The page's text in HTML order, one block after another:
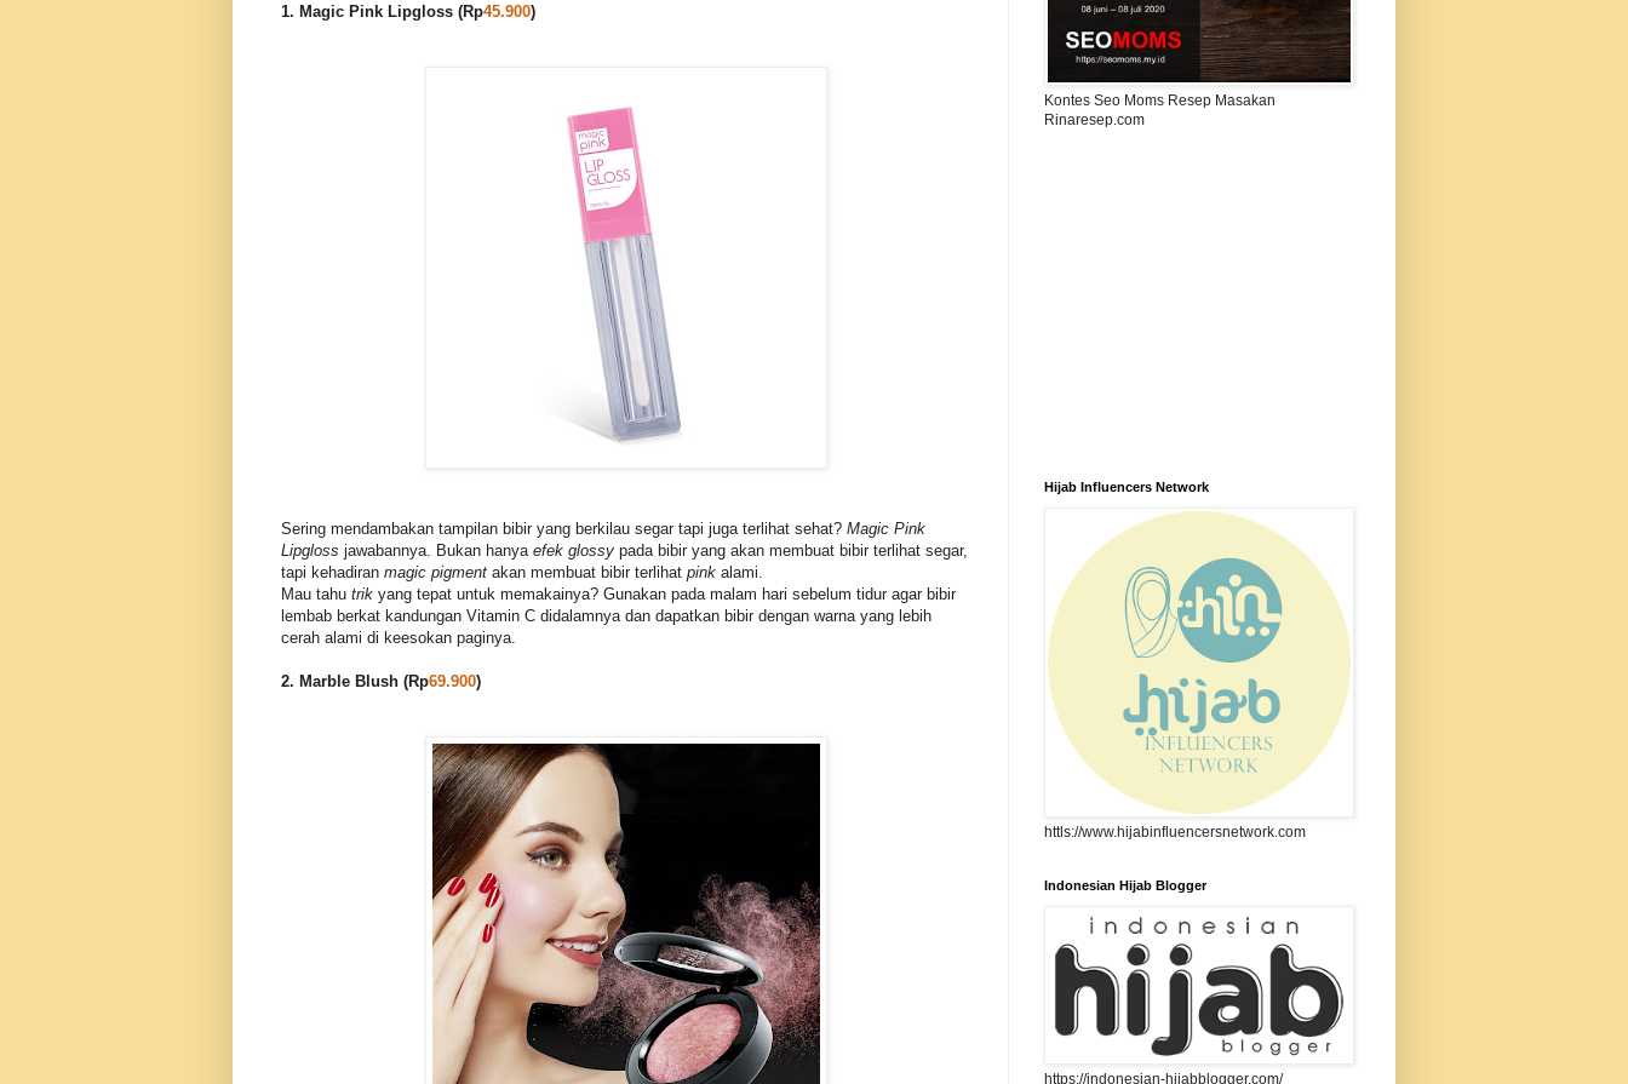
1. Magic Pink Lipgloss (Rp45.900)
Sering mendambakan tampilan bibir yang berkilau segar tapi juga terlihat sehat? Magic Pink
Lipgloss jawabannya. Bukan hanya efek glossy pada bibir yang akan membuat bibir terlihat segar,
tapi kehadiran magic pigment akan membuat bibir terlihat pink alami.
Mau tahu trik yang tepat untuk memakainya? Gunakan pada malam hari sebelum tidur agar bibir
lembab berkat kandungan Vitamin C didalamnya dan dapatkan bibir dengan warna yang lebih
cerah alami di keesokan paginya.
2. Marble Blush (Rp69.900)
Kontes Seo Moms Resep Masakan
Rinaresep.com
Hijab Influencers Network
httls://www.hijabinfluencersnetwork.com
Indonesian Hijab Blogger
https://indonesian-hijabblogger.com/